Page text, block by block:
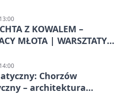
Z KOWALEM –
MŁOTA | WARSZTATY
Chorzów
– architektura